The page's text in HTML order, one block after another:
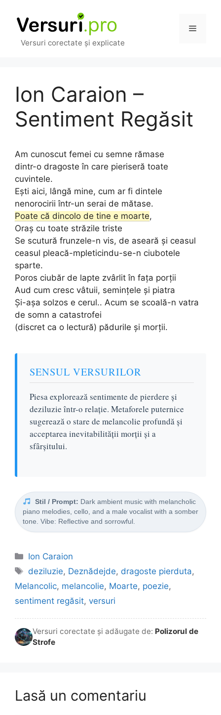
conținut
Versuri corectate și explicate
Meniu
Ion Caraion –
Sentiment Regăsit
Am cunoscut femei cu semne rămase
dintr-o dragoste în care pieriseră toate
cuvintele.
Ești aici, lângă mine, cum ar fi dintele
nenorocirii într-un serai de mătase.
Poate că dincolo de tine e moarte,
Oraș cu toate străzile triste
Se scutură frunzele-n vis, de aseară și ceasul
ceasul pleacă-mpleticindu-se-n ciubotele
sparte.
Poros ciubăr de lapte zvârlit în fața porții
Aud cum cresc vâtuii, semințele și piatra
Și-așa solzos e cerul.. Acum se scoală-n vatra
de somn a catastrofei
(discret ca o lectură) pădurile și morții.
SENSUL VERSURILOR
Piesa explorează sentimente de pierdere și
deziluzie într-o relație. Metaforele puternice
sugerează o stare de melancolie profundă și
acceptarea inevitabilității morții și a
sfârșitului.
Stil / Prompt: Dark ambient music with melancholic
piano melodies, cello, and a male vocalist with a somber
tone. Vibe: Reflective and sorrowful.
Categorii
Ion Caraion
Etichete
deziluzie, Deznădejde, dragoste pierduta,
Melancolic, melancolie, Moarte, poezie,
sentiment regăsit, versuri
Versuri corectate și adăugate de: Polizorul de
Strofe
Lasă un comentariu